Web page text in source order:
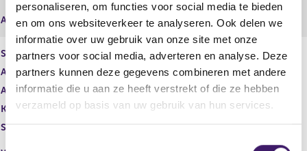
personaliseren, om functies voor social media te bieden
en om ons websiteverkeer te analyseren. Ook delen we
informatie over uw gebruik van onze site met onze
partners voor social media, adverteren en analyse. Deze
partners kunnen deze gegevens combineren met andere
informatie die u aan ze heeft verstrekt of die ze hebben
verzameld op basis van uw gebruik van hun services.
a
a
t
l
t
a
t
Afwikkeling
Soort aandeel
Gewoon aandeel
Aantal aandelen
15.000.000,00
Aantal stemmen
15.000.000,00
Kapitaalbelang
Potentieel
Stemrecht
Potentieel